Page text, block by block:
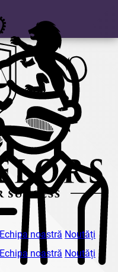
Echipa noastră Noutăți
Echipa noastră Noutăți